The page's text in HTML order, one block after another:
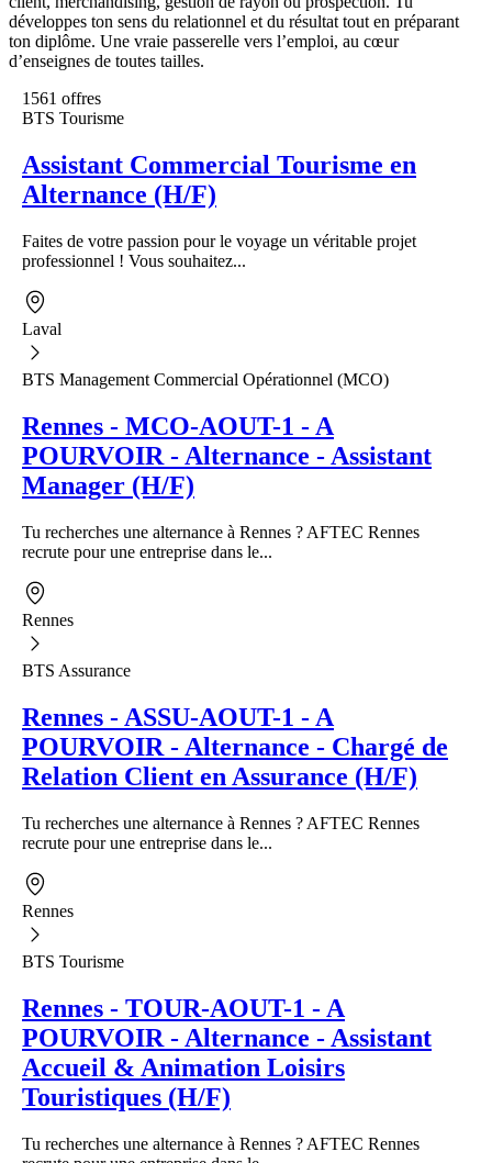
développes ton sens du relationnel et du résultat tout en préparant
ton diplôme. Une vraie passerelle vers l’emploi, au cœur
d’enseignes de toutes tailles.
1561 offres
BTS Tourisme
Assistant Commercial Tourisme en
Alternance (H/F)
Faites de votre passion pour le voyage un véritable projet
professionnel ! Vous souhaitez...
Laval
BTS Management Commercial Opérationnel (MCO)
Rennes - MCO-AOUT-1 - A
POURVOIR - Alternance - Assistant
Manager (H/F)
Tu recherches une alternance à Rennes ? AFTEC Rennes
recrute pour une entreprise dans le...
Rennes
BTS Assurance
Rennes - ASSU-AOUT-1 - A
POURVOIR - Alternance - Chargé de
Relation Client en Assurance (H/F)
Tu recherches une alternance à Rennes ? AFTEC Rennes
recrute pour une entreprise dans le...
Rennes
BTS Tourisme
Rennes - TOUR-AOUT-1 - A
POURVOIR - Alternance - Assistant
Accueil & Animation Loisirs
Touristiques (H/F)
Tu recherches une alternance à Rennes ? AFTEC Rennes